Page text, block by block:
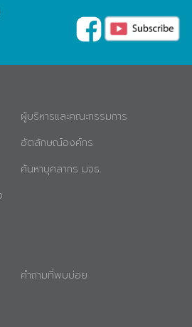
ผู้บริหารและคณะกรรมการ
อัตลักษณ์องค์กร
ค้นหาบุคลากร มจธ.
คำถามที่พบบ่อย